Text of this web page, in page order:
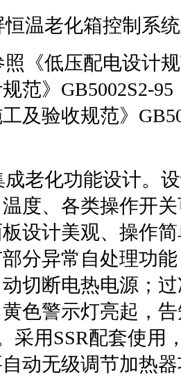
恒温老化箱控制系
《低压配电设计
规范》GB5002S2-
及验收规范》
老化功能设计。
度、各类操作开
设计美观、操作
分异常自处理功
切断电热电源；
色警示灯亮起，
采用SSR配套使用
动无级调节加热